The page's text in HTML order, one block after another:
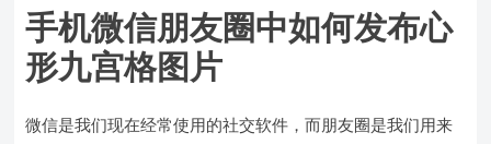
手机微信朋友圈中如何发布心
形九宫格图片
微信是我们现在经常使用的社交软件，而朋友圈是我们用来